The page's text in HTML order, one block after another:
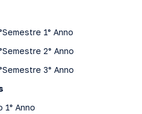
1° Anno
2° Anno
3° Anno
Anno